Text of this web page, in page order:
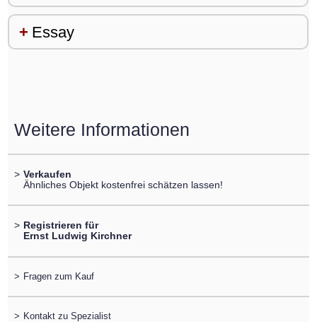
Essay
Weitere Informationen
> Verkaufen
Ähnliches Objekt kostenfrei schätzen lassen!
> Registrieren für
Ernst Ludwig Kirchner
> Fragen zum Kauf
> Kontakt zu Spezialist